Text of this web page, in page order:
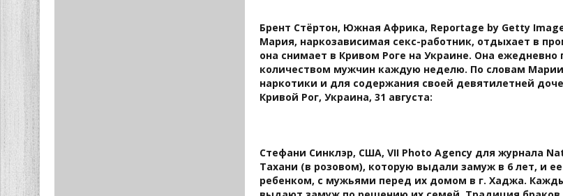
Брент Стёртон, Южная Африка, Reportage by Getty
Мария, наркозависимая секс-работник, отдыхает в
она снимает в Кривом Роге на Украине. Она
количеством мужчин каждую неделю. По словам
наркотики и для содержания своей девятилетней
Кривой Рог, Украина, 31 августа:
Стефани Синклэр, США, VII Photo Agency для журнала
Тахани (в розовом), которую выдали замуж в 6 лет, и
ребенком, с мужьями перед их домом в г. Хаджа.